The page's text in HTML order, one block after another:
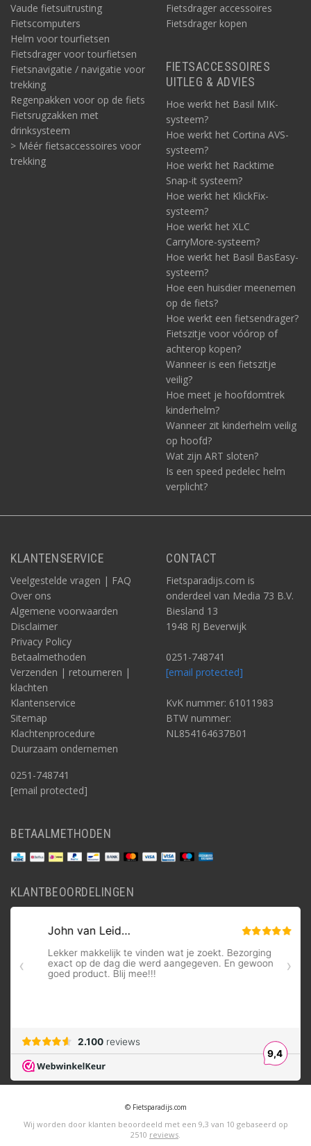
Vaude fietsuitrusting
Fietscomputers
Helm voor tourfietsen
Fietsdrager voor tourfietsen
Fietsnavigatie / navigatie voor
trekking
Regenpakken voor op de fiets
Fietsrugzakken met
drinksysteem
> Méér fietsaccessoires voor
trekking
Fietsdrager accessoires
Fietsdrager kopen
FIETSACCESSOIRES
UITLEG & ADVIES
Hoe werkt het Basil MIK-
systeem?
Hoe werkt het Cortina AVS-
systeem?
Hoe werkt het Racktime
Snap-it systeem?
Hoe werkt het KlickFix-
systeem?
Hoe werkt het XLC
CarryMore-systeem?
Hoe werkt het Basil BasEasy-
systeem?
Hoe een huisdier meenemen
op de fiets?
Hoe werkt een fietsendrager?
Fietszitje voor vóórop of
achterop kopen?
Wanneer is een fietszitje
veilig?
Hoe meet je hoofdomtrek
kinderhelm?
Wanneer zit kinderhelm veilig
op hoofd?
Wat zijn ART sloten?
Is een speed pedelec helm
verplicht?
KLANTENSERVICE
Veelgestelde vragen | FAQ
Over ons
Algemene voorwaarden
Disclaimer
Privacy Policy
Betaalmethoden
Verzenden | retourneren |
klachten
Klantenservice
Sitemap
Klachtenprocedure
Duurzaam ondernemen
0251-748741
[email protected]
CONTACT
Fietsparadijs.com is
onderdeel van Media 73 B.V.
Biesland 13
1948 RJ Beverwijk
0251-748741
[email protected]
KvK nummer: 61011983
BTW nummer:
NL854164637B01
BETAALMETHODEN
KLANTBEOORDELINGEN
© Fietsparadijs.com
Wij worden door klanten beoordeeld met een 9,3 van 10 gebaseerd op
2510 reviews.